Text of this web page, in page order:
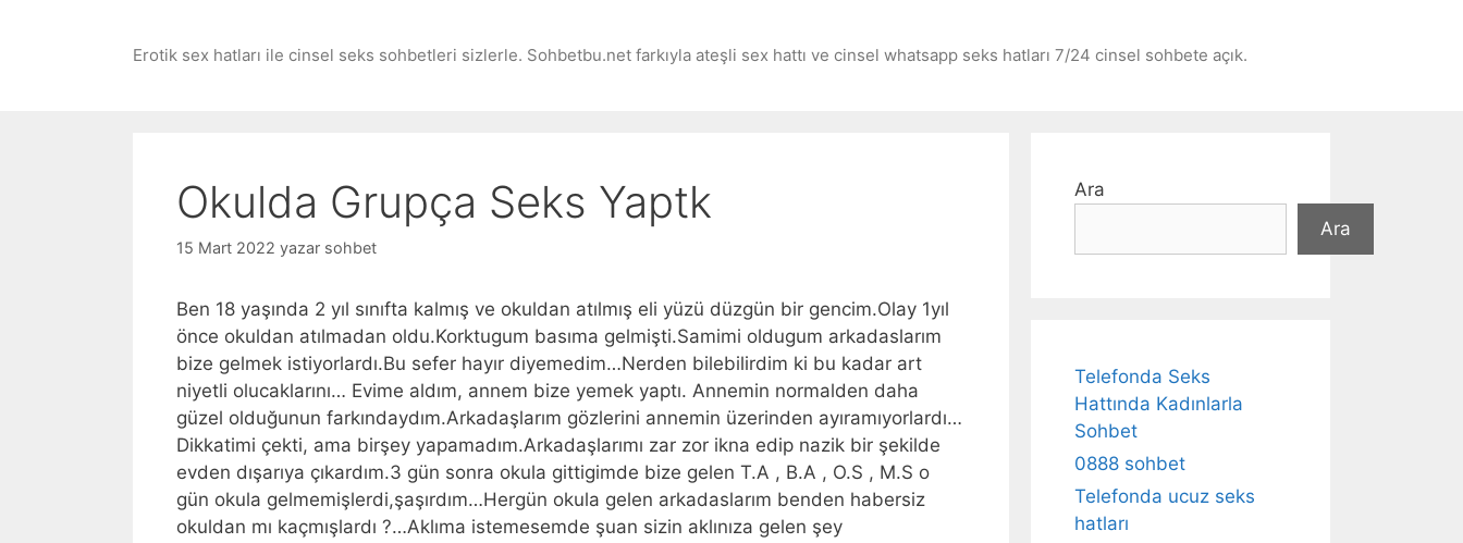
Erotik sex hatları ile cinsel seks sohbetleri sizlerle. Sohbetbu.net farkıyla ateşli sex hattı ve cinsel whatsapp seks hatları 7/24 cinsel sohbete açık.
Okulda Grupça Seks Yaptk
15 Mart 2022 yazar sohbet
Ben 18 yaşında 2 yıl sınıfta kalmış ve okuldan atılmış eli yüzü düzgün bir gencim.Olay 1yıl
önce okuldan atılmadan oldu.Korktugum basıma gelmişti.Samimi oldugum arkadaslarım
bize gelmek istiyorlardı.Bu sefer hayır diyemedim…Nerden bilebilirdim ki bu kadar art
niyetli olucaklarını… Evime aldım, annem bize yemek yaptı. Annemin normalden daha
güzel olduğunun farkındaydım.Arkadaşlarım gözlerini annemin üzerinden ayıramıyorlardı…
Dikkatimi çekti, ama birşey yapamadım.Arkadaşlarımı zar zor ikna edip nazik bir şekilde
evden dışarıya çıkardım.3 gün sonra okula gittigimde bize gelen T.A , B.A , O.S , M.S o
gün okula gelmemişlerdi,şaşırdım…Hergün okula gelen arkadaslarım benden habersiz
okuldan mı kaçmışlardı ?…Aklıma istemesemde şuan sizin aklınıza gelen şey
Ara
Ara
Telefonda Seks
Hattında Kadınlarla
Sohbet
0888 sohbet
Telefonda ucuz seks
hatları